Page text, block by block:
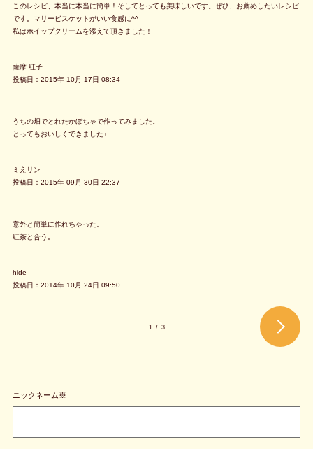
このレシピ、本当に本当に簡単！そしてとっても美味しいです。ぜひ、お薦めしたいレシピ
です。マリービスケットがいい食感に^^
私はホイップクリームを添えて頂きました！
薩摩 紅子
投稿日：2015年 10月 17日 08:34
うちの畑でとれたかぼちゃで作ってみました。
とってもおいしくできました♪
ミえリン
投稿日：2015年 09月 30日 22:37
意外と簡単に作れちゃった。
紅茶と合う。
hide
投稿日：2014年 10月 24日 09:50
1 / 3
ニックネーム※